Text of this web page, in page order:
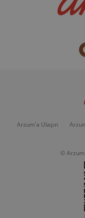
Arzum'a Ulaşın
© Arzum